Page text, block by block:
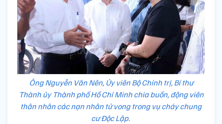
Ông Nguyễn Văn Nên, Ủy viên Bộ Chính trị, Bí thư
Thành ủy Thành phố Hồ Chí Minh chia buồn, động viên
thân nhân các nạn nhân tử vong trong vụ cháy chung
cư Độc Lập.